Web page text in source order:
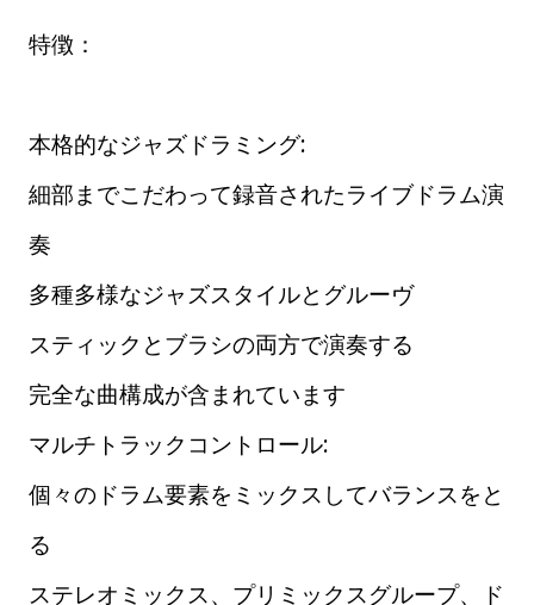
特徴：
本格的なジャズドラミング:
細部までこだわって録音されたライブドラム演
奏
多種多様なジャズスタイルとグルーヴ
スティックとブラシの両方で演奏する
完全な曲構成が含まれています
マルチトラックコントロール:
個々のドラム要素をミックスしてバランスをと
る
ステレオミックス、プリミックスグループ、ド